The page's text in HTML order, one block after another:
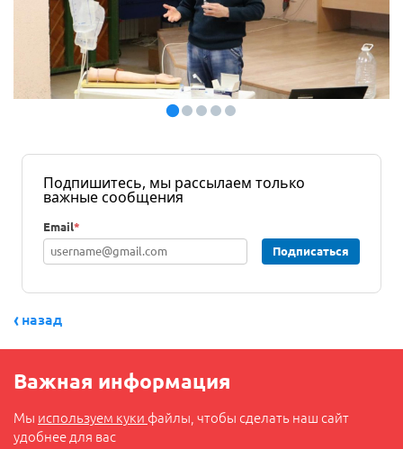
Подпишитесь, мы рассылаем только
важные сообщения
Email*
Подписаться
назад
Важная информация
Мы используем куки файлы, чтобы сделать наш сайт
удобнее для вас